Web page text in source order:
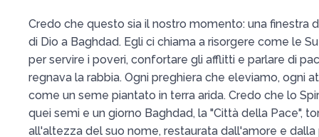
Credo che questo sia il nostro momento: una finestra
di Dio a Baghdad. Egli ci chiama a risorgere come le
per servire i poveri, confortare gli afflitti e parlare di
regnava la rabbia. Ogni preghiera che eleviamo, ogni
come un seme piantato in terra arida. Credo che lo
quei semi e un giorno Baghdad, la "Città della Pace",
all'altezza del suo nome, restaurata dall'amore e dalla